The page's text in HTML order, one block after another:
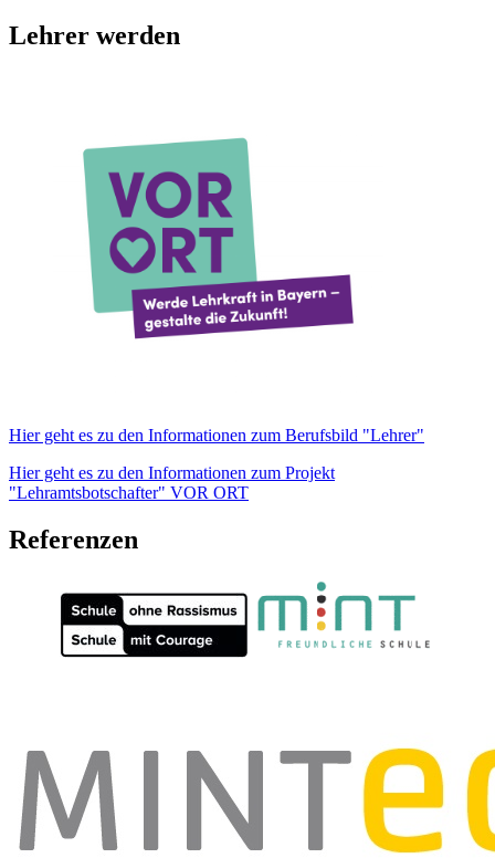
Lehrer werden
Hier geht es zu den Informationen zum Berufsbild "Lehrer"
Hier geht es zu den Informationen zum Projekt
"Lehramtsbotschafter" VOR ORT
Referenzen